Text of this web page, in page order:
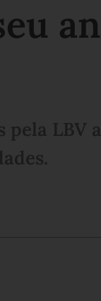
pela